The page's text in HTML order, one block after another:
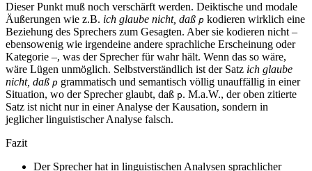
Dieser Punkt muß noch verschärft werden. Deiktische und modale
Äußerungen wie z.B. ich glaube nicht, daß p kodieren wirklich eine
Beziehung des Sprechers zum Gesagten. Aber sie kodieren nicht –
ebensowenig wie irgendeine andere sprachliche Erscheinung oder
Kategorie –, was der Sprecher für wahr hält. Wenn das so wäre,
wäre Lügen unmöglich. Selbstverständlich ist der Satz ich glaube
nicht, daß p grammatisch und semantisch völlig unauffällig in einer
Situation, wo der Sprecher glaubt, daß p. M.a.W., der oben zitierte
Satz ist nicht nur in einer Analyse der Kausation, sondern in
jeglicher linguistischer Analyse falsch.
Fazit
Der Sprecher hat in linguistischen Analysen sprachlicher